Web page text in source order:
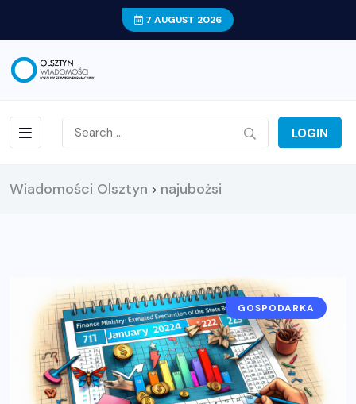
7 AUGUST 2026
LOGIN
Wiadomości Olsztyn > najubożsi
GOSPODARKA